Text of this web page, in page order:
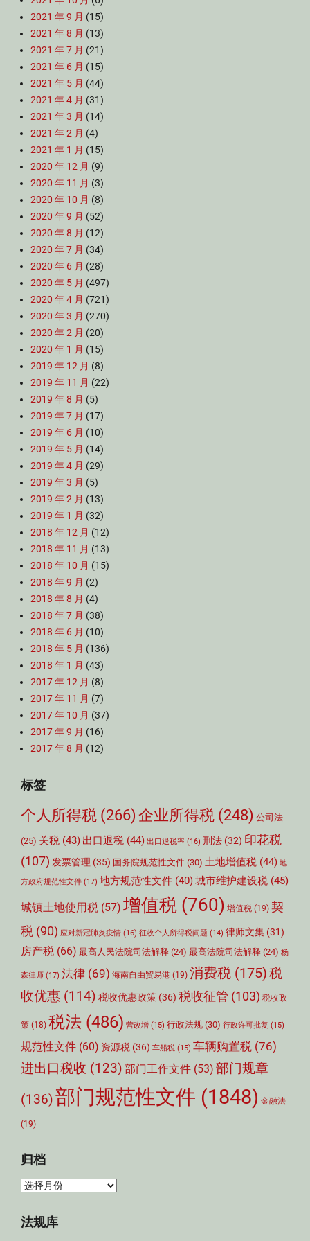
2021 年 9 月 (15)
2021 年 8 月 (13)
2021 年 7 月 (21)
2021 年 6 月 (15)
2021 年 5 月 (44)
2021 年 4 月 (31)
2021 年 3 月 (14)
2021 年 2 月 (4)
2021 年 1 月 (15)
2020 年 12 月 (9)
2020 年 11 月 (3)
2020 年 10 月 (8)
2020 年 9 月 (52)
2020 年 8 月 (12)
2020 年 7 月 (34)
2020 年 6 月 (28)
2020 年 5 月 (497)
2020 年 4 月 (721)
2020 年 3 月 (270)
2020 年 2 月 (20)
2020 年 1 月 (15)
2019 年 12 月 (8)
2019 年 11 月 (22)
2019 年 8 月 (5)
2019 年 7 月 (17)
2019 年 6 月 (10)
2019 年 5 月 (14)
2019 年 4 月 (29)
2019 年 3 月 (5)
2019 年 2 月 (13)
2019 年 1 月 (32)
2018 年 12 月 (12)
2018 年 11 月 (13)
2018 年 10 月 (15)
2018 年 9 月 (2)
2018 年 8 月 (4)
2018 年 7 月 (38)
2018 年 6 月 (10)
2018 年 5 月 (136)
2018 年 1 月 (43)
2017 年 12 月 (8)
2017 年 11 月 (7)
2017 年 10 月 (37)
2017 年 9 月 (16)
2017 年 8 月 (12)
标签
个人所得税 (266) 企业所得税 (248) 公司法
(25) 关税 (43) 出口退税 (44) 出口退税率 (16) 刑法 (32) 印花税
(107) 发票管理 (35) 国务院规范性文件 (30) 土地增值税 (44) 地
方政府规范性文件 (17) 地方规范性文件 (40)城市维护建设税 (45)
城镇土地使用税 (57) 增值税 (760) 增值税 (19) 契
税 (90) 应对新冠肺炎疫情 (16) 征收个人所得税问题 (14) 律师文集 (31)
房产税 (66) 最高人民法院司法解释 (24) 最高法院司法解释 (24) 杨
森律师 (17) 法律 (69) 海南自由贸易港 (19) 消费税 (175)税
收优惠 (114) 税收优惠政策 (36) 税收征管 (103) 税收政
策 (18) 税法 (486) 营改增 (15) 行政法规 (30) 行政许可批复 (15)
规范性文件 (60) 资源税 (36) 车船税 (15) 车辆购置税 (76)
进出口税收 (123) 部门工作文件 (53) 部门规章
(136)部门规范性文件 (1848) 金融法
(19)
归档
归
法规库